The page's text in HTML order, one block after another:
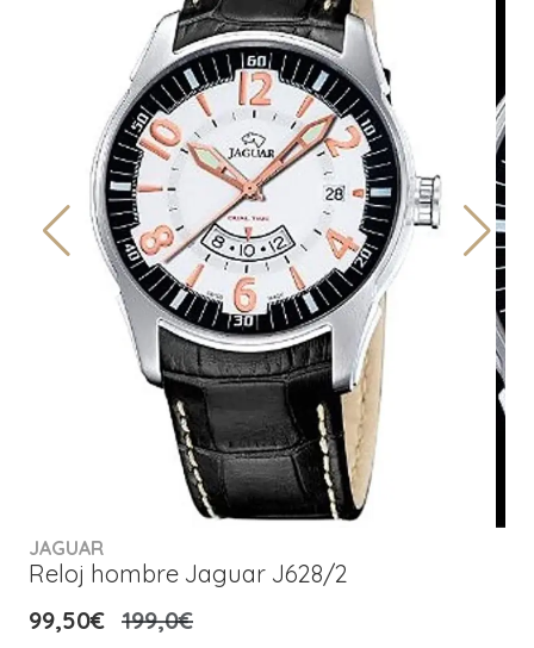
JAGUAR
Reloj hombre Jaguar J628/2
99,50€ 199,0€